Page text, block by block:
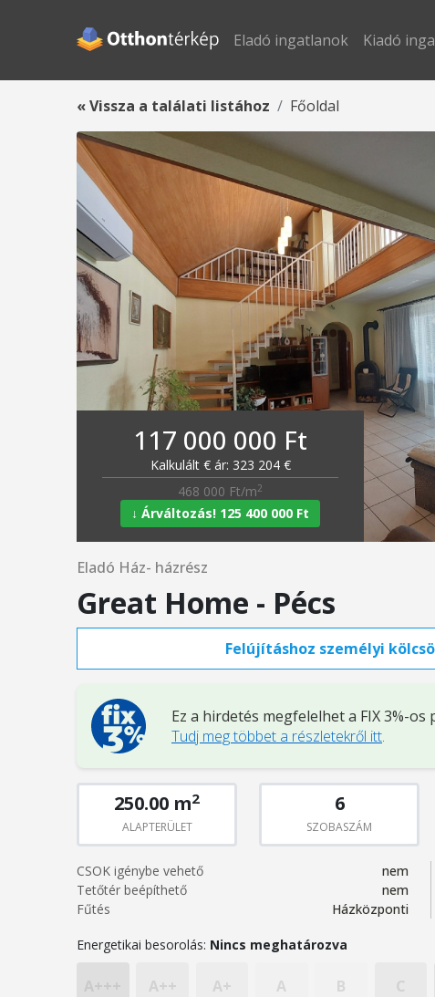
Eladó ingatlanok Kiadó
« Vissza a találati listához Főoldal
117 000 000 Ft
Kalkulált € ár: 323 204 €
468 000 Ft/m2
↓ Árváltozás! 125 400 000 Ft
Eladó Ház- házrész
Great Home - Pécs
Felújításhoz személyi
Ez a hirdetés megfelelhet a FIX 3%-
Tudj meg többet a részletekről itt.
250.00 m2
ALAPTERÜLET
6
SZOBASZÁM
CSOK igénybe vehető
nem
Tetőtér beépíthető
nem
Fűtés
Házközponti
Energetikai besorolás: Nincs meghatározva
A++ A+ A B C